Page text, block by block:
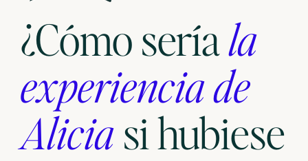
¿Cómo seríala
experiencia de
Aliciasi hubiese